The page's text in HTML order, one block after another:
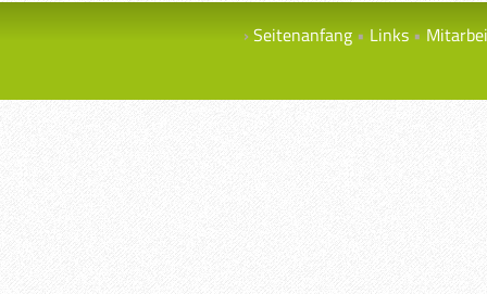
Seitenanfang Links